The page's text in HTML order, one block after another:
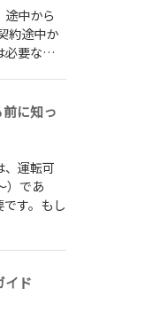
途中から
約途中か
必要な…
に知っ
、運転可
）であ
す。もし
イド